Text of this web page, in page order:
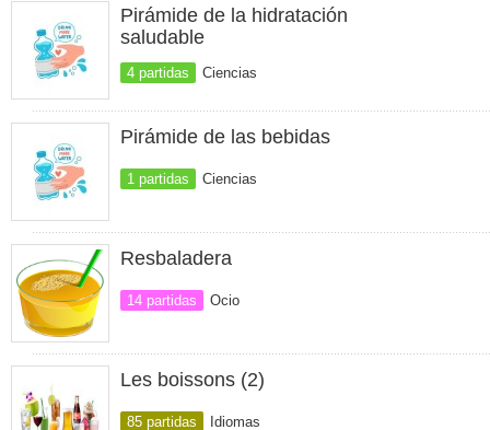
Pirámide de la hidratación
saludable
4 partidas Ciencias
Pirámide de las bebidas
1 partidas Ciencias
Resbaladera
14 partidas Ocio
Les boissons (2)
85 partidas Idiomas